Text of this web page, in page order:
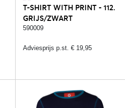
T-SHIRT WITH PRINT - 112.
GRIJS/ZWART
590009
Adviesprijs p.st. € 19,95